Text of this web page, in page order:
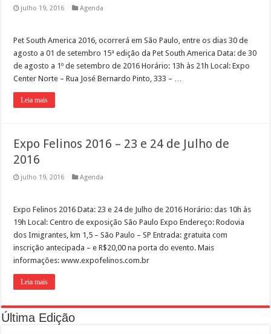
julho 19, 2016 Agenda
Pet South America 2016, ocorrerá em São Paulo, entre os dias 30 de
agosto a 01 de setembro 15ª edição da Pet South America Data: de 30
de agosto a 1º de setembro de 2016 Horário: 13h às 21h Local: Expo
Center Norte – Rua José Bernardo Pinto, 333 – …
Leia mais
Expo Felinos 2016 – 23 e 24 de Julho de
2016
julho 19, 2016 Agenda
Expo Felinos 2016 Data: 23 e 24 de Julho de 2016 Horário: das 10h às
19h Local: Centro de exposição São Paulo Expo Endereço: Rodovia
dos Imigrantes, km 1,5 – São Paulo – SP Entrada: gratuita com
inscrição antecipada – e R$20,00 na porta do evento. Mais
informações: www.expofelinos.com.br
Leia mais
Última Edição